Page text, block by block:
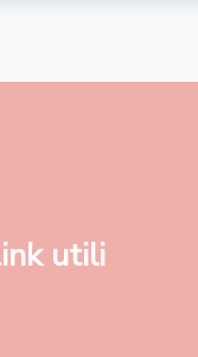
utili